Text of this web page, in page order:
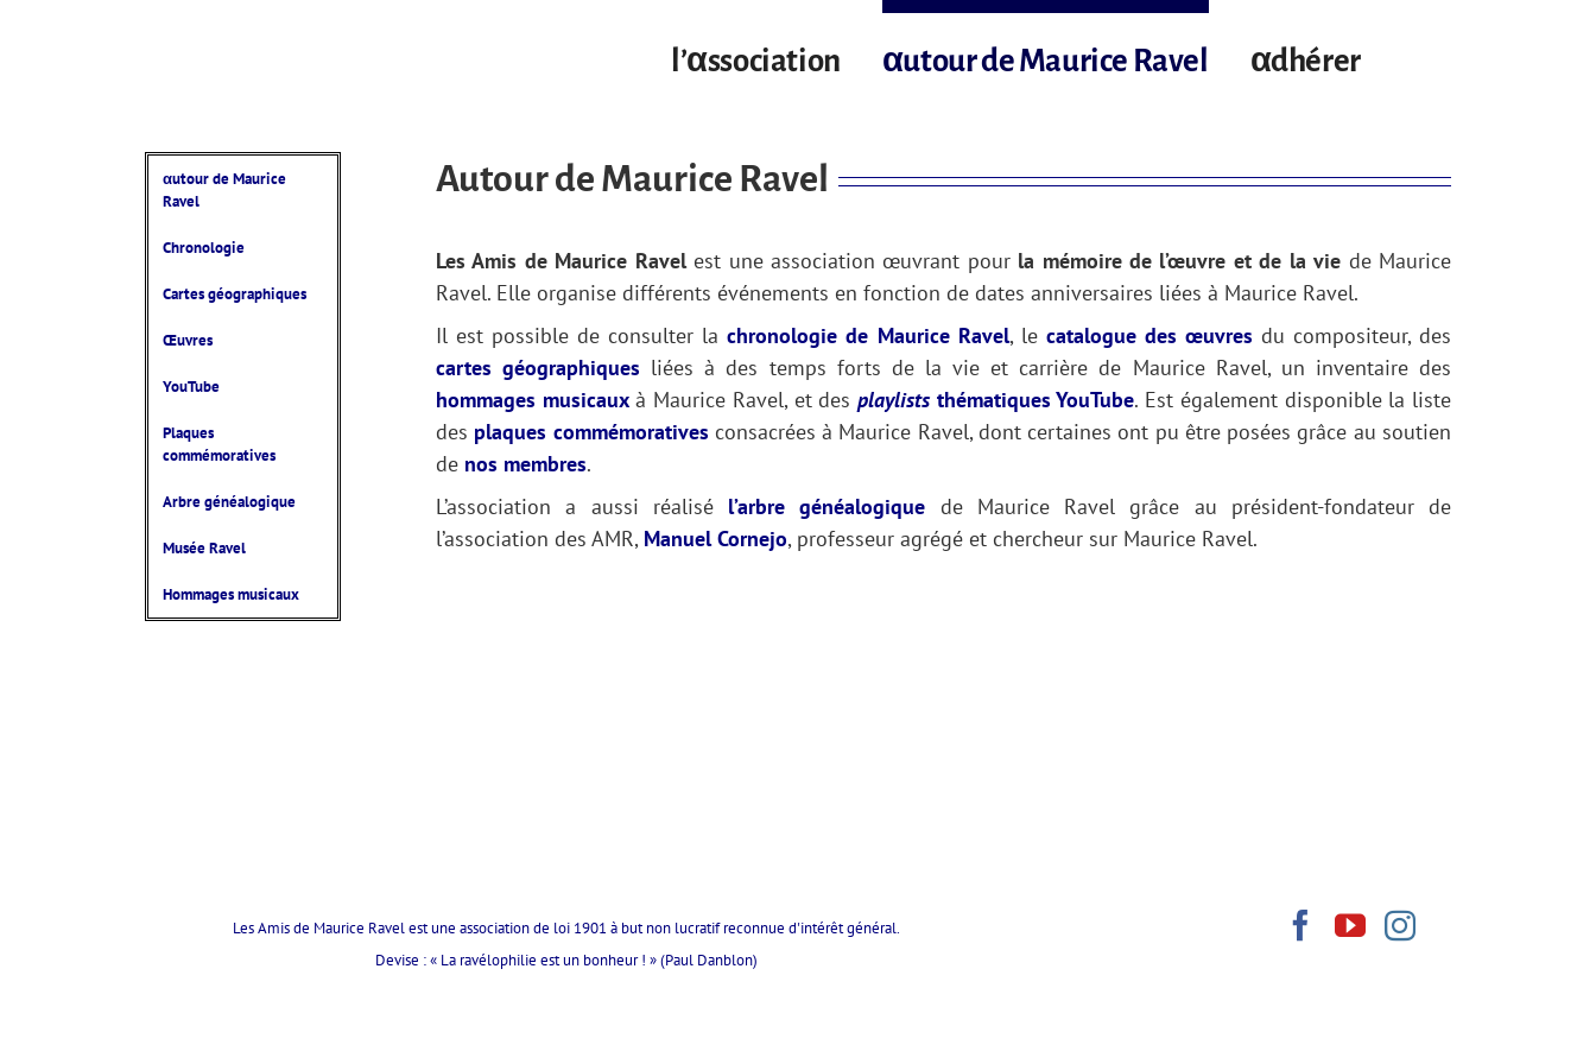
l’αssociation αutour de Maurice Ravel αdhérer
Autour de Maurice Ravel
Les Amis de Maurice Ravelest une association œuvrant pour la mémoire de l’œuvre et de la vie de Maurice
Ravel. Elle organise différents événements en fonction de dates anniversaires liées à Maurice Ravel.
Il est possible de consulter lachronologie de Maurice Ravel, le catalogue des œuvres du compositeur, des
cartes géographiques liées à des temps forts de la vie et carrière de Maurice Ravel, un inventaire des
hommages musicauxà Maurice Ravel, et desplaylists thématiques YouTube. Est également disponible la liste
des plaques commémoratives consacrées à Maurice Ravel, dont certaines ont pu être posées grâce au soutien
de nos membres.
L’association a aussi réalisé l’arbre généalogique de Maurice Ravel grâce au président-fondateur de
l’association des AMR, Manuel Cornejo, professeur agrégé et chercheur sur Maurice Ravel.
αutour de Maurice
Ravel
Chronologie
Cartes géographiques
Œuvres
YouTube
Plaques
commémoratives
Arbre généalogique
Musée Ravel
Hommages musicaux
Les Amis de Maurice Ravel est une association de loi 1901 à but non lucratif reconnue d'intérêt général.
Devise : « La ravélophilie est un bonheur ! » (Paul Danblon)